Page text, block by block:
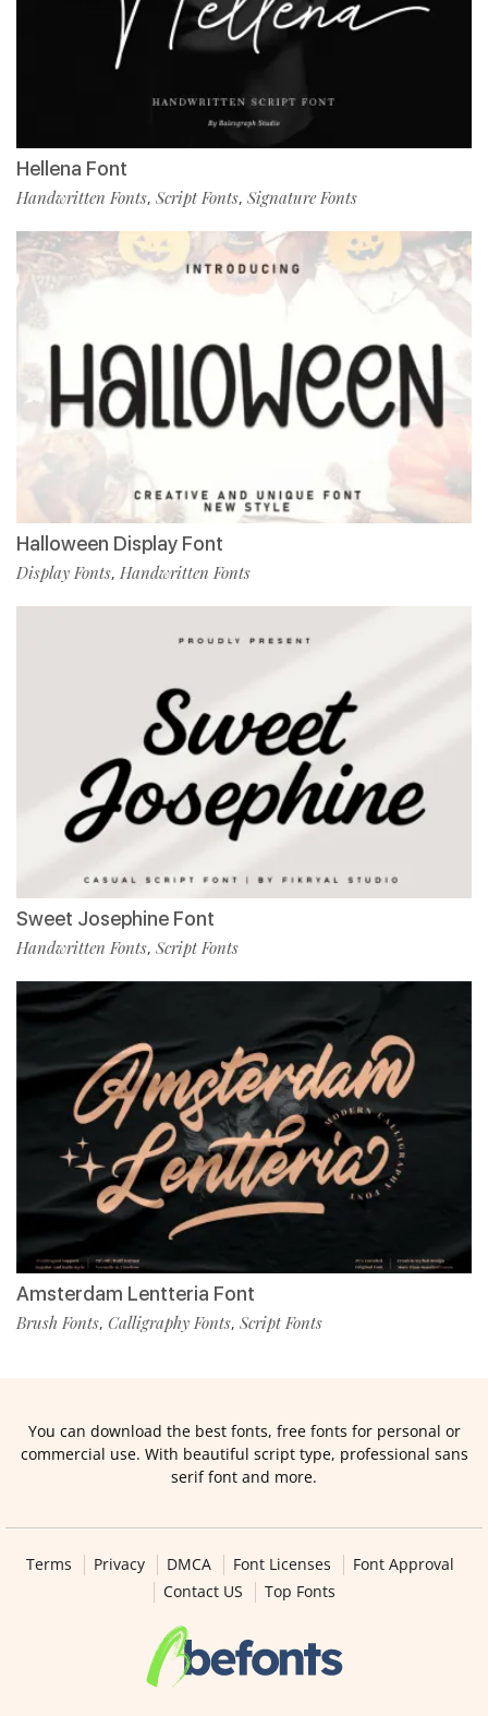
Hellena Font
Handwritten Fonts, Script Fonts, Signature Fonts
Halloween Display Font
Display Fonts, Handwritten Fonts
Sweet Josephine Font
Handwritten Fonts, Script Fonts
Amsterdam Lentteria Font
Brush Fonts, Calligraphy Fonts, Script Fonts
You can download the best fonts, free fonts for personal or
commercial use. With beautiful script type, professional sans
serif font and more.
Terms Privacy DMCA Font Licenses
Font Approval
Contact US
Top Fonts